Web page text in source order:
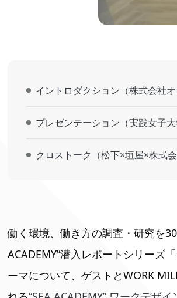
イントロダクション（株式会社オ
プレゼンテーション（実践女子大
クロストーク（松下×垣屋×株式
働く環境、働き方の調査・研究を
ACADEMY”潜入レポートシリーズ
ーマについて、ゲストとWORK